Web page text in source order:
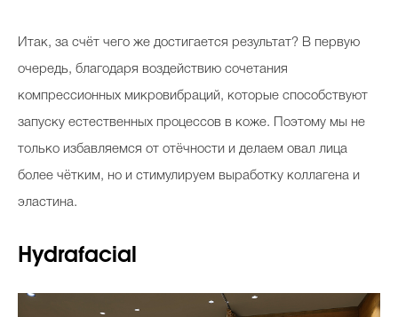
Итак, за счёт чего же достигается результат? В первую
очередь, благодаря воздействию сочетания
компрессионных микровибраций, которые способствуют
запуску естественных процессов в коже. Поэтому мы не
только избавляемся от отёчности и делаем овал лица
более чётким, но и стимулируем выработку коллагена и
эластина.
Hydrafacial